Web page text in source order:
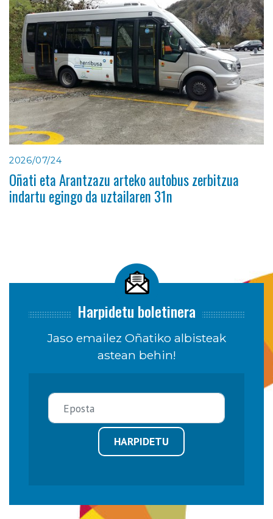
2026/07/24
Oñati eta Arantzazu arteko autobus zerbitzua
indartu egingo da uztailaren 31n
Harpidetu boletinera
Jaso emailez Oñatiko albisteak
astean behin!
HARPIDETU